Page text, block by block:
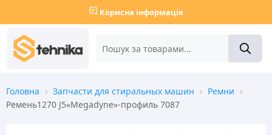
Корисна інформація
Головна › Запчасти для стиральных машин › Ремни ›
Ремень1270 J5«Megadyne»-профиль 7087